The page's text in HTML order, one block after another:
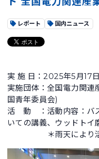
レポート 国内ニュース
実 施 日：2025年5月17日
実施団体：全国電力関
国青年委員会)
活 動 ：活動内容：バ
いての講義、ウッドトイ
＊雨天により活動